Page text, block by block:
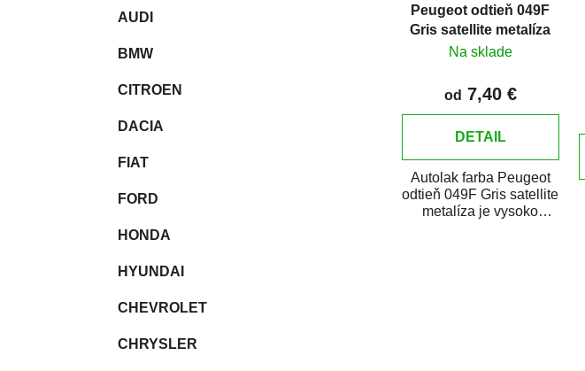
AUDI
BMW
CITROEN
DACIA
FIAT
FORD
HONDA
HYUNDAI
CHEVROLET
CHRYSLER
o
Peugeot odtieň 049F
Gris satellite metalíza
Na sklade
od 7,40 €
DETAIL
Autolak farba Peugeot
odtieň 049F Gris satellite
metalíza je vysoko